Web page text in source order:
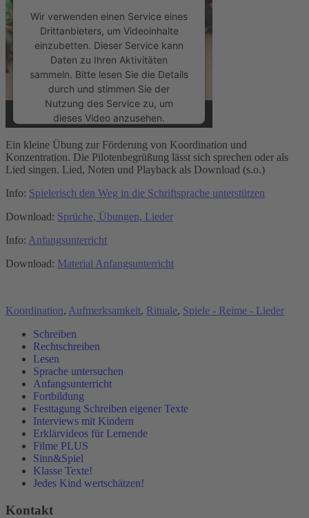
Wir verwenden einen Service eines
Drittanbieters, um Videoinhalte
einzubetten. Dieser Service kann
Daten zu Ihren Aktivitäten
sammeln. Bitte lesen Sie die Details
durch und stimmen Sie der
Nutzung des Service zu, um
dieses Video anzusehen.
Mehr Informationen
Akzeptieren
powered byUsercentrics Consent
Ein kleine Übung zur Förderung von Koordination und
Konzentration. Die Pilotenbegrüßung lässt sich sprechen oder als
Lied singen. Lied, Noten und Playback als Download (s.o.)
Info: Spielerisch den Weg in die Schriftsprache unterstützen
Download: Sprüche, Übungen, Lieder
Info: Anfangsunterricht
Download: Material Anfangsunterricht
Koordination, Aufmerksamkeit, Rituale, Spiele - Reime - Lieder
Schreiben
Rechtschreiben
Lesen
Sprache untersuchen
Anfangsunterricht
Fortbildung
Festtagung Schreiben eigener Texte
Interviews mit Kindern
Erklärvideos für Lernende
Filme PLUS
Sinn&Spiel
Klasse Texte!
Jedes Kind wertschätzen!
Kontakt